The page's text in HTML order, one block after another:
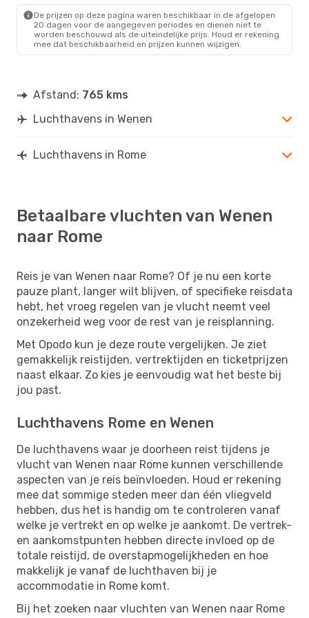
De prijzen op deze pagina waren beschikbaar in de afgelopen
20 dagen voor de aangegeven periodes en dienen niet te
worden beschouwd als de uiteindelijke prijs. Houd er rekening
mee dat beschikbaarheid en prijzen kunnen wijzigen.
Afstand: 765 kms
Luchthavens in Wenen
Luchthavens in Rome
Betaalbare vluchten van Wenen
naar Rome
Reis je van Wenen naar Rome? Of je nu een korte
pauze plant, langer wilt blijven, of specifieke reisdata
hebt, het vroeg regelen van je vlucht neemt veel
onzekerheid weg voor de rest van je reisplanning.
Met Opodo kun je deze route vergelijken. Je ziet
gemakkelijk reistijden, vertrektijden en ticketprijzen
naast elkaar. Zo kies je eenvoudig wat het beste bij
jou past.
Luchthavens Rome en Wenen
De luchthavens waar je doorheen reist tijdens je
vlucht van Wenen naar Rome kunnen verschillende
aspecten van je reis beïnvloeden. Houd er rekening
mee dat sommige steden meer dan één vliegveld
hebben, dus het is handig om te controleren vanaf
welke je vertrekt en op welke je aankomt. De vertrek-
en aankomstpunten hebben directe invloed op de
totale reistijd, de overstapmogelijkheden en hoe
makkelijk je vanaf de luchthaven bij je
accommodatie in Rome komt.
Bij het zoeken naar vluchten van Wenen naar Rome